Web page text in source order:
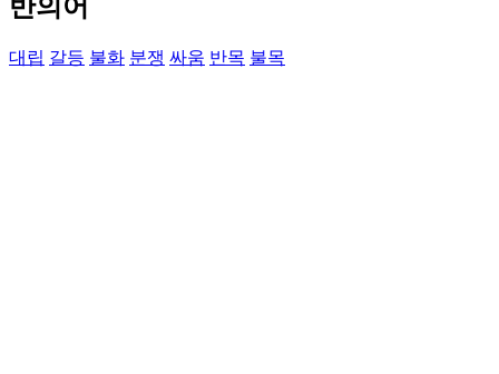
반의어
대립 갈등 불화 분쟁 싸움 반목 불목